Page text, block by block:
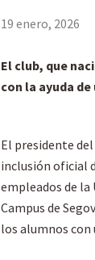
19 enero, 2026
El club, que
con la ayuda
El presidente
inclusión oficial
empleados de la
Campus de
los alumnos